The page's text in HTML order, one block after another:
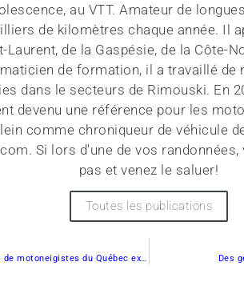
au VTT. Amateur de
de kilomètres chaque année. Il
Laurent, de la Gaspésie, de la Côte-
de formation, il a travaillé de
dans le secteurs de Rimouski. En
devenu une référence pour les
comme chroniqueur de véhicule
Si lors d'une de vos
pas et venez le saluer!
Toutes les publications
La Fédération des clubs de motoneigistes du Québec exhorte le gouvernement Des